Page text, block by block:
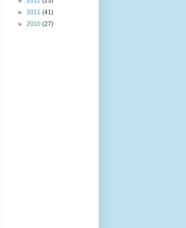
► 2011 (41)
► 2010 (27)